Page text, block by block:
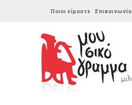
Ποιοι είμαστε Επικοινωνία